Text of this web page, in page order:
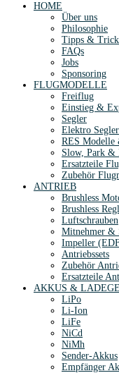
HOME
Über uns
Philosophie
Tipps &
FAQs
Jobs
Sponsoring
FLUGMODELLE
Freiflug
Einstieg &
Segler
Elektro Segler
RES Modelle
Slow, Park &
Ersatzteile
Zubehör
ANTRIEB
Brushless
Brushless
Luftschrauben
Mitnehmer &
Impeller
Antriebssets
Zubehör
Ersatzteile
AKKUS &
LiPo
Li-Ion
LiFe
NiCd
NiMh
Sender-Akkus
Empfänger